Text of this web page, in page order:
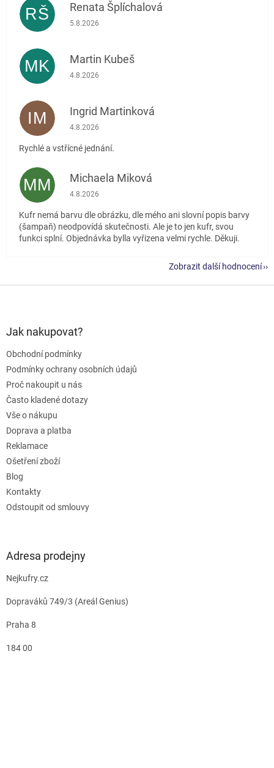
RŠ Renata Šplíchalová
Hodnocení obchodu je 5 z 5 hvězdiček.
5.8.2026
MK Martin Kubeš
Hodnocení obchodu je 5 z 5 hvězdiček.
4.8.2026
IM Ingrid Martinková
Hodnocení obchodu je 5 z 5 hvězdiček.
4.8.2026
Rychlé a vstřícné jednání.
MM Michaela Miková
Hodnocení obchodu je 5 z 5 hvězdiček.
4.8.2026
Kufr nemá barvu dle obrázku, dle mého ani slovní popis barvy
(šampaň) neodpovídá skutečnosti. Ale je to jen kufr, svou
funkci splní. Objednávka bylla vyřizena velmi rychle. Děkuji.
Zobrazit další hodnocení
Jak nakupovat?
Obchodní podmínky
Podmínky ochrany osobních údajů
Proč nakoupit u nás
Často kladené dotazy
Vše o nákupu
Doprava a platba
Reklamace
Ošetření zboží
Blog
Kontakty
Odstoupit od smlouvy
Adresa prodejny
Nejkufry.cz
Dopraváků 749/3 (Areál Genius)
Praha 8
184 00